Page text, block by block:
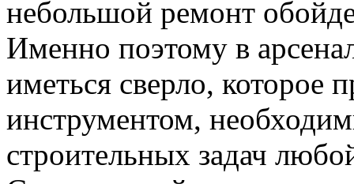
небольшой ремонт
Именно поэтому в
иметься сверло, которое
инструментом,
строительных задач